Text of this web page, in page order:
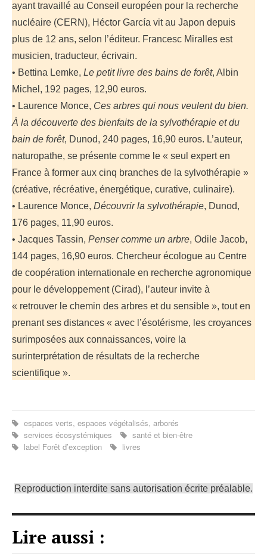
ayant travaillé au Conseil européen pour la recherche
nucléaire (CERN), Héctor García vit au Japon depuis
plus de 12 ans, selon l’éditeur. Francesc Miralles est
musicien, traducteur, écrivain.
• Bettina Lemke, Le petit livre des bains de forêt, Albin
Michel, 192 pages, 12,90 euros.
• Laurence Monce, Ces arbres qui nous veulent du bien.
À la découverte des bienfaits de la sylvothérapie et du
bain de forêt, Dunod, 240 pages, 16,90 euros. L’auteur,
naturopathe, se présente comme le « seul expert en
France à former aux cinq branches de la sylvothérapie »
(créative, récréative, énergétique, curative, culinaire).
• Laurence Monce, Découvrir la sylvothérapie, Dunod,
176 pages, 11,90 euros.
• Jacques Tassin, Penser comme un arbre, Odile Jacob,
144 pages, 16,90 euros. Chercheur écologue au Centre
de coopération internationale en recherche agronomique
pour le développement (Cirad), l’auteur invite à
« retrouver le chemin des arbres et du sensible », tout en
prenant ses distances « avec l’ésotérisme, les croyances
surimposées aux connaissances, voire la
surinterprétation de résultats de la recherche
scientifique ».
espaces verts, espaces végétalisés, arborés
services écosystémiques
santé et bien-être
label Forêt d’exception
livres
Reproduction interdite sans autorisation écrite préalable.
Lire aussi :